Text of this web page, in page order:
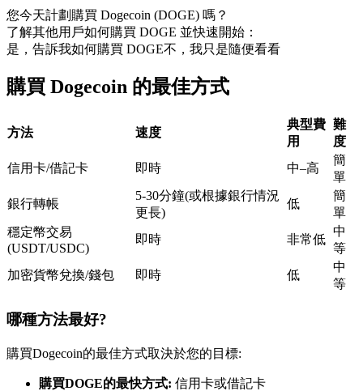
USDC永續
多種以USDC結算的永續合約
與頂尖交易專家同行
您今天計劃購買 Dogecoin (DOGE) 嗎？
了解其他用戶如何購買 DOGE 並快速開始：
是，告訴我如何購買 DOGE不，我只是隨便看看
購買 Dogecoin 的最佳方式
方法 速度
典型費
用
難
度
信用卡/借記卡
即時 中–高
簡
單
銀行轉帳
5-30分鐘(或根據銀行情況
更長)
低
簡
單
穩定幣交易
(USDT/USDC)
即時 非常低
中
等
加密貨幣兌換/錢包
即時 低
中
等
哪種方法最好?
購買Dogecoin的最佳方式取決於您的目標:
購買DOGE的最快方式: 信用卡或借記卡